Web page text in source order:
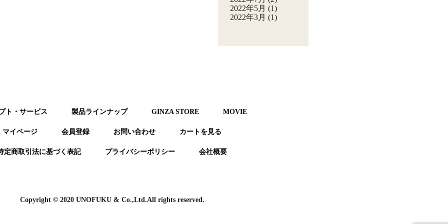
2022年5月 (1)
2022年3月 (1)
ト・サービス 製品ラインナップ GINZA STORE MOVIE
マイページ 会員登録 お問い合わせ カートを⾒る
定商取引法に基づく表記 プライバシーポリシー 会社概要
Copyright © 2020 UNOFUKU & Co.,Ltd.All rights reserved.